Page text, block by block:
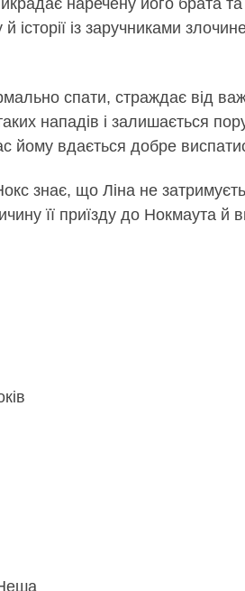
наречену його брата та
із заручниками
спати, страждає від
нападів і залишається
йому вдається добре
знає, що Ліна не
її приїзду до Нокмаута й